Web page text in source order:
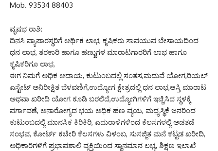
Mob. 93534 88403
ವೃಷಭ ರಾಶಿ:
ದಿನಸಿ ವ್ಯಾಪಾರಸ್ಥರಿಗೆ ಆರ್ಥಿಕ ಲಾಭ, ಕೃಷಿಕರು ಸಾವಯುವ ಬೇಸಾಯದಿಂದ
ಧನ ಲಾಭ, ತರಕಾರಿ ಹಾಗೂ ಹಣ್ಣುಗಳ ಮಾರಾಟಗಾರರಿಗೆ ಲಾಭ ಹಾಗೂ
ಕೃಷಿಕರಿಗೂ ಲಾಭ,
ಈಗ ನಿಮಗೆ ಅಧಿಕ ಆದಾಯ, ಕುಟುಂಬದಲ್ಲಿ ಸಂತಸ,ಮದುವೆ ಯೋಗ,ರಿಯಲ್
ಎಸ್ಟೇಟ್ ಅನಿರೀಕ್ಷಿತ ಬೆಳವಣಿಗೆ,ಉದ್ಯೋಗ ಕ್ಷೇತ್ರದಲ್ಲಿ ಧನ ಲಾಭ,ಆಸ್ತಿ ಮಾರಾಟ
ಅಥವಾ ಖರೀದಿ ಯೋಗ ಕೂಡಿ ಬರಲಿದೆ,ಉದ್ಯೋಗಿಗಳಿಗೆ ಇಚ್ಚಿಸಿದ ಸ್ಥಳಕ್ಕೆ
ವರ್ಗಾವಣೆ, ಅನಾರೋಗ್ಯದ ಭಯ ಅಧಿಕ ಹಣ ವ್ಯಯ, ಮಧ್ಯಸ್ಥಿಕೆ ಜನರಿಂದ
ಕುಟುಂಬದಲ್ಲಿ ಮಾನಸಿಕ ಕಿರಿಕಿರಿ, ಎದುರಾಳಿಗಳಿಂದ ಕೆಲಸಗಳಲ್ಲಿ ಅಡತಡೆ
ಸಂಭವ, ಕೋರ್ಟ್ ಕಚೇರಿ ಕೆಲಸಗಳು ವಿಳಂಬ, ಸುಸಜ್ಜಿತ ಮನೆ ಕಟ್ಟಡ ಖರೀದಿ,
ಅಧಿಕಾರಿಗಳಿಗೆ ಪ್ರಭಾವಶಾಲಿ ವ್ಯಕ್ತಿಯಿಂದ ಸ್ಥಾನಮಾನ ಲಭ್ಯ, ಶಿಕ್ಷಣ ಇಲಾಖೆ